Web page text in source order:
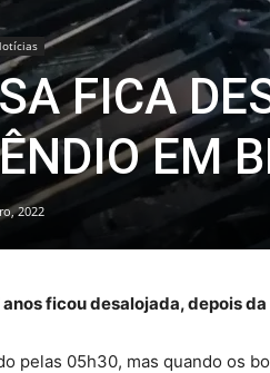
FICA
EM
2022
ficou desalojada, depois
pelas 05h30, mas quando os